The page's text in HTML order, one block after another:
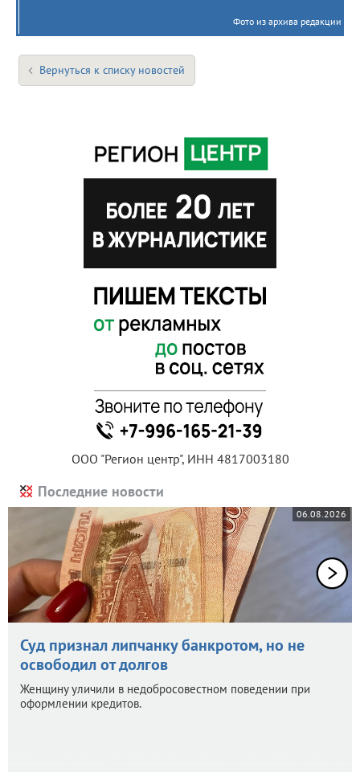
Фото из архива редакции
Вернуться к списку новостей
ООО "Регион центр", ИНН 4817003180
Последние новости
06.08.2026
Суд признал липчанку банкротом, но не
освободил от долгов
Женщину уличили в недобросовестном поведении при
оформлении кредитов.